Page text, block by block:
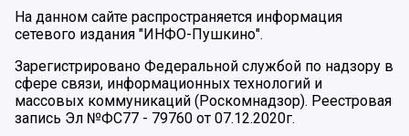
На данном сайте распространяется информация
сетевого издания "ИНФО-Пушкино".
Зарегистрировано Федеральной службой по надзору в
сфере связи, информационных технологий и
массовых коммуникаций (Роскомнадзор). Реестровая
запись Эл №ФС77 - 79760 от 07.12.2020г.